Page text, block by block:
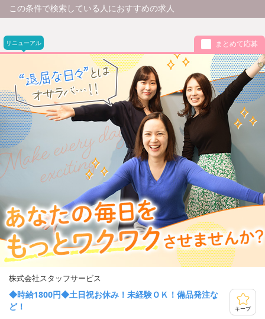
この条件で検索している人におすすめの求人
リニューアル まとめて応募
株式会社スタッフサービス
◆時給1800円◆土日祝お休み！未経験ＯＫ！備品発注な
ど！
キープ